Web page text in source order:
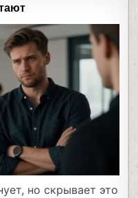
но скрывает это